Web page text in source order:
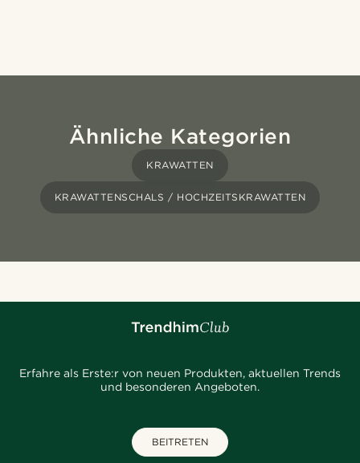
Ähnliche Kategorien
KRAWATTEN
KRAWATTENSCHALS / HOCHZEITSKRAWATTEN
Erfahre als Erste:r von neuen Produkten, aktuellen Trends
und besonderen Angeboten.
BEITRETEN